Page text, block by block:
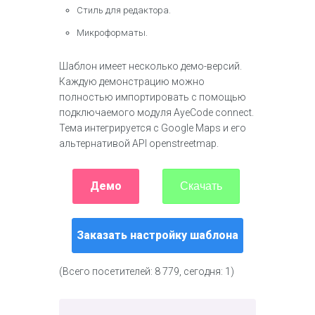
Стиль для редактора.
Микроформаты.
Шаблон имеет несколько демо-версий.
Каждую демонстрацию можно
полностью импортировать с помощью
подключаемого модуля AyeCode connect.
Тема интегрируется с Google Maps и его
альтернативой API openstreetmap.
Демо Скачать
Заказать настройку шаблона
(Всего посетителей: 8 779, сегодня: 1)